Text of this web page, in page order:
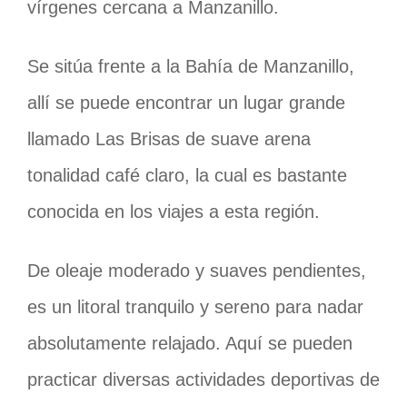
vírgenes cercana a Manzanillo.
Se sitúa frente a la Bahía de Manzanillo,
allí se puede encontrar un lugar grande
llamado Las Brisas de suave arena
tonalidad café claro, la cual es bastante
conocida en los viajes a esta región.
De oleaje moderado y suaves pendientes,
es un litoral tranquilo y sereno para nadar
absolutamente relajado. Aquí se pueden
practicar diversas actividades deportivas de